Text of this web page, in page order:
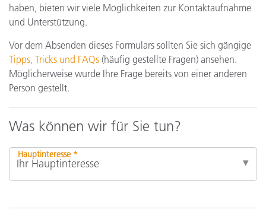
haben, bieten wir viele Möglichkeiten zur Kontaktaufnahme
und Unterstützung.
Vor dem Absenden dieses Formulars sollten Sie sich gängige
Tipps, Tricks und FAQs (häufig gestellte Fragen) ansehen.
Möglicherweise wurde Ihre Frage bereits von einer anderen
Person gestellt.
Was können wir für Sie tun?
Hauptinteresse *